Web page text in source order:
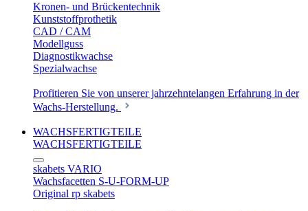
Kronen- und Brückentechnik
Kunststoffprothetik
CAD / CAM
Modellguss
Diagnostikwachse
Spezialwachse
Profitieren Sie von unserer jahrzehntelangen Erfahrung in der
Wachs-Herstellung.
WACHSFERTIGTEILE
WACHSFERTIGTEILE
skabets VARIO
Wachsfacetten S-U-FORM-UP
Original rp skabets